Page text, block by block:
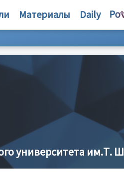
Материалы Daily
университета им.Т.